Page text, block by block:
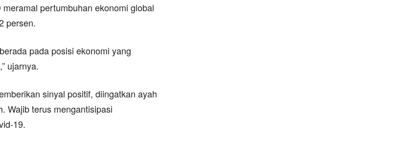
pertumbuhan ekonomi global
persen.
pada posisi ekonomi yang
ujarnya.
sinyal positif, diingatkan ayah
Wajib terus mengantisipasi
19.